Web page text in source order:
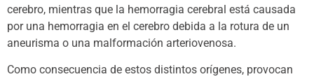
cerebro, mientras que la hemorragia cerebral está causada
por una hemorragia en el cerebro debida a la rotura de un
aneurisma o una malformación arteriovenosa.
Como consecuencia de estos distintos orígenes, provocan